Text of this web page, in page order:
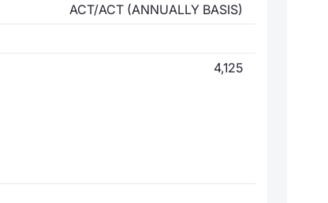
ACT/ACT (ANNUALLY BASIS)
4,125